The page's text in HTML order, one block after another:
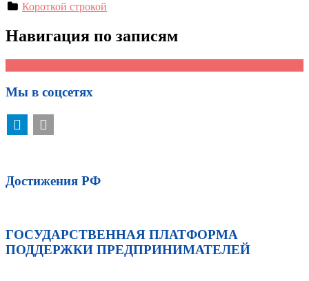
Короткой строкой
Навигация по записям
Мы в соцсетях
Достижения РФ
ГОСУДАРСТВЕННАЯ ПЛАТФОРМА
ПОДДЕРЖКИ ПРЕДПРИНИМАТЕЛЕЙ